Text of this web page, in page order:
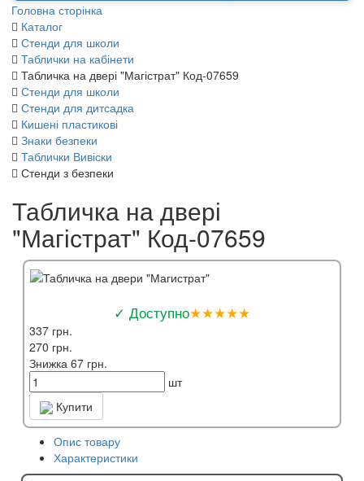
Головна сторінка
Каталог
Стенди для школи
Таблички на кабінети
Табличка на двері "Магістрат" Код-07659
Стенди для школи
Стенди для дитсадка
Кишені пластикові
Знаки безпеки
Таблички Вивіски
Стенди з безпеки
Табличка на двері
"Магістрат" Код-07659
✓ Доступно★★★★★
337 грн.
270 грн.
Знижка 67 грн.
шт
Купити
Опис товару
Характеристики